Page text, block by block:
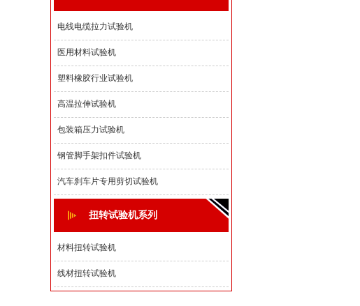
电线电缆拉力试验机
医用材料试验机
塑料橡胶行业试验机
高温拉伸试验机
包装箱压力试验机
钢管脚手架扣件试验机
汽车刹车片专用剪切试验机
扭转试验机系列
材料扭转试验机
线材扭转试验机